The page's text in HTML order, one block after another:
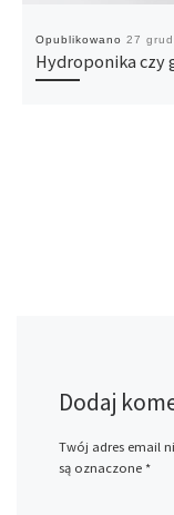
Opublikowano 27
Hydroponika czy
Dodaj
Twój adres email
są oznaczone *